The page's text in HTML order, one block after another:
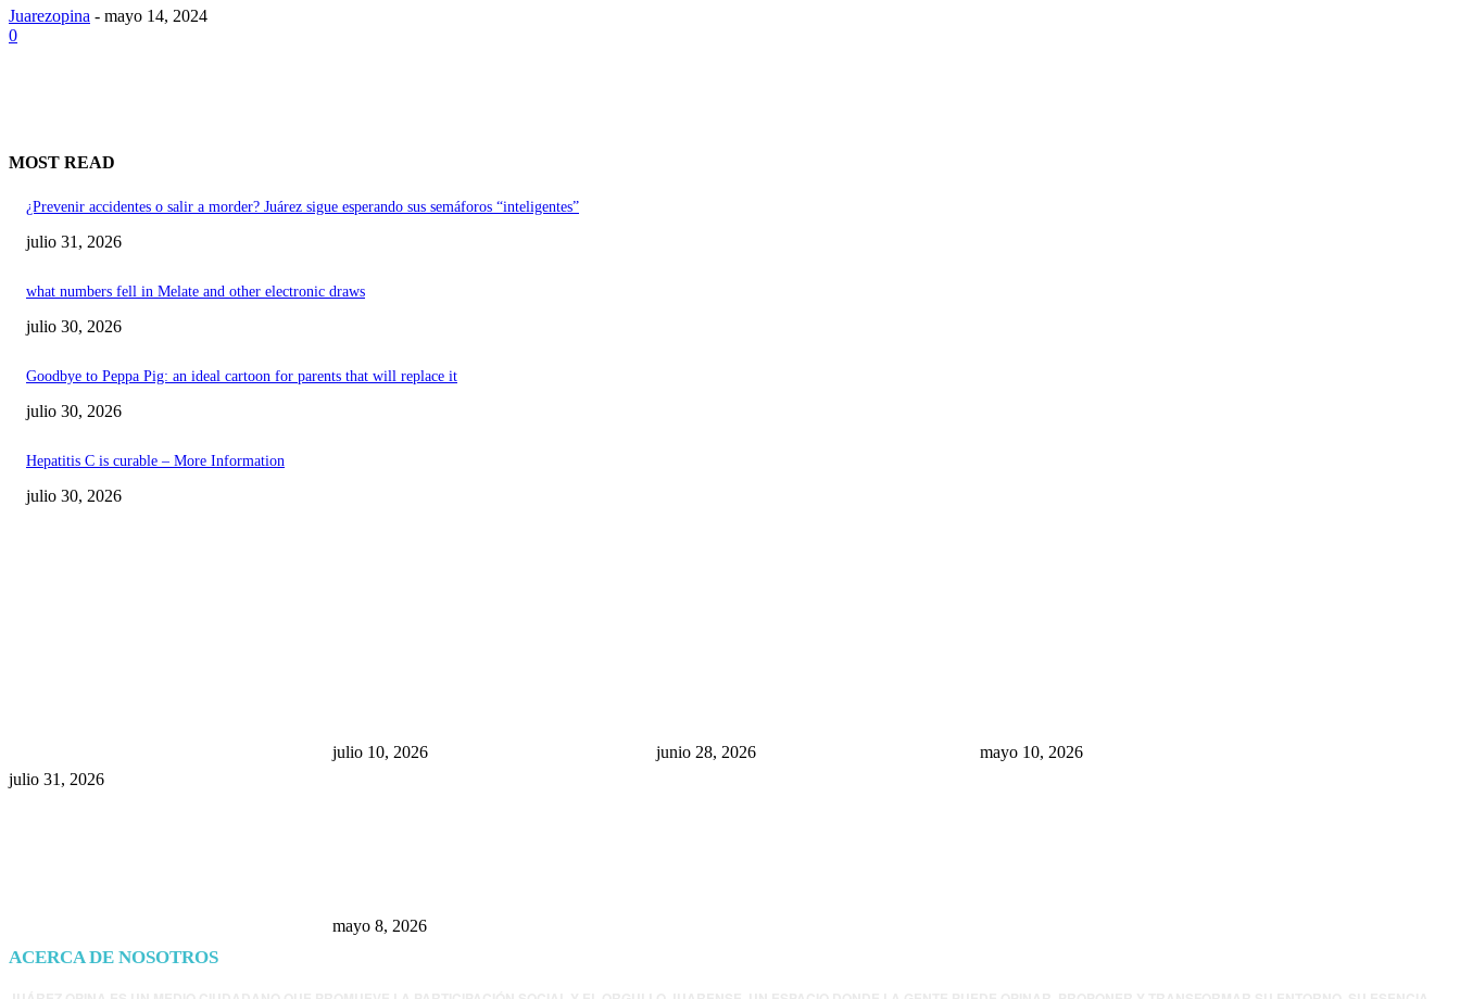
Juarezopina - mayo 14, 2024
0
MOST READ
¿Prevenir accidentes o salir a morder? Juárez sigue esperando sus semáforos “inteligentes”
julio 31, 2026
what numbers fell in Melate and other electronic draws
julio 30, 2026
Goodbye to Peppa Pig: an ideal cartoon for parents that will replace it
julio 30, 2026
Hepatitis C is curable – More Information
julio 30, 2026
julio 31, 2026
julio 10, 2026 junio 28, 2026 mayo 10, 2026
mayo 8, 2026
ACERCA DE NOSOTROS